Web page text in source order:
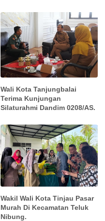
Wali Kota Tanjungbalai
Terima Kunjungan
Silaturahmi Dandim 0208/AS.
Wakil Wali Kota Tinjau Pasar
Murah Di Kecamatan Teluk
Nibung.